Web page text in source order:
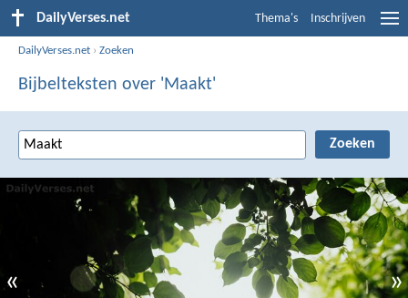
DailyVerses.net Thema's Inschrijven
DailyVerses.net ›Zoeken
Bijbelteksten over 'Maakt'
« »